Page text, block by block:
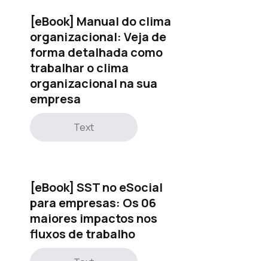
[eBook] Manual do clima
organizacional: Veja de
forma detalhada como
trabalhar o clima
organizacional na sua
empresa
Text
[eBook] SST no eSocial
para empresas: Os 06
maiores impactos nos
fluxos de trabalho